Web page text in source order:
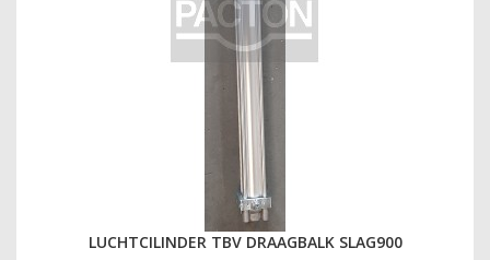
LUCHTCILINDER TBV DRAAGBALK SLAG900